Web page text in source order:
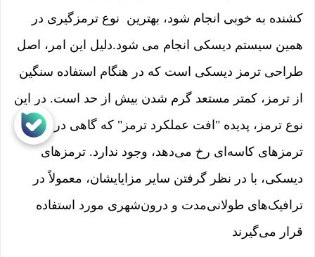
کشنده به خوبی انجام شود، بهترین نوع ترمزگیری در
همین سیستم دیسکی انجام می شود.دلیل این امر، اصل
طراحی ترمز دیسکی است که در هنگام استفاده سنگین
از ترمز، کمتر مستعد گرم شدن بیش از حد است. در این
نوع ترمز، پدیده "افت عملکرد ترمز" که گاهی در
ترمزهای کاسه‌ای رخ می‌دهد، وجود ندارد. ترمزهای
دیسکی، با در نظر گرفتن سایر مزایایشان، معمولاً در
ترافیک‌های طولانی‌مدت و درون‌شهری مورد استفاده
قرار می‌گیرند